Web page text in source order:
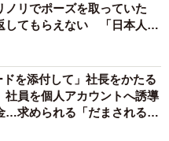
リでポーズを取っていた
てもらえない 「日本人は
は6時間で3万円払った」
ドを添付して」社長をかたる
員を個人アカウントへ誘導
…求められる「だまされる前